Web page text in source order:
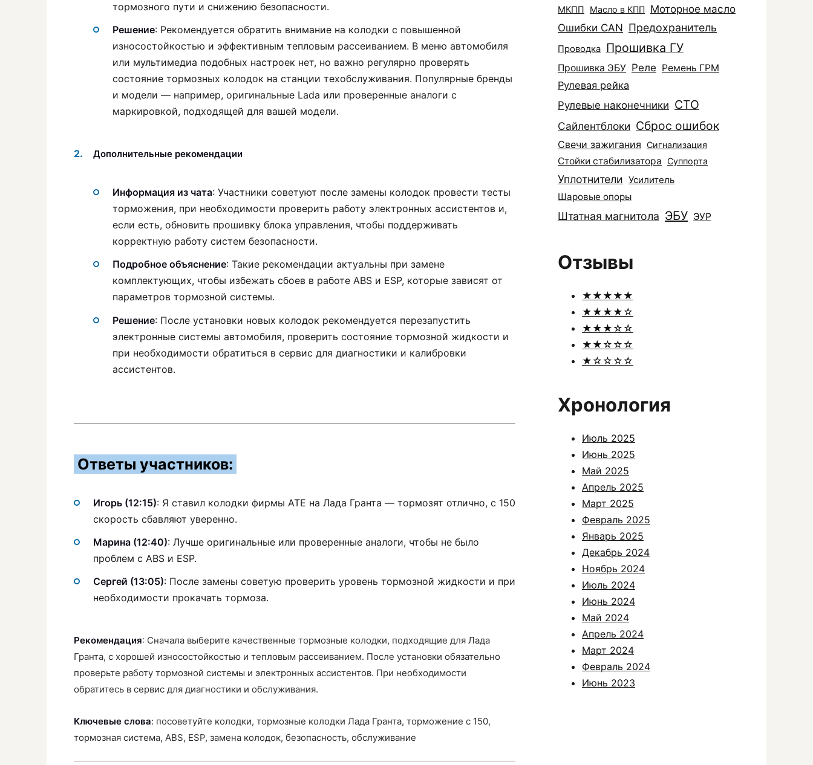
тормозного пути и снижению безопасности.
Решение: Рекомендуется обратить внимание на колодки с повышенной
износостойкостью и эффективным тепловым рассеиванием. В меню автомобиля
или мультимедиа подобных настроек нет, но важно регулярно проверять
состояние тормозных колодок на станции техобслуживания. Популярные бренды
и модели — например, оригинальные Lada или проверенные аналоги с
маркировкой, подходящей для вашей модели.
Дополнительные рекомендации
Информация из чата: Участники советуют после замены колодок провести тесты
торможения, при необходимости проверить работу электронных ассистентов и,
если есть, обновить прошивку блока управления, чтобы поддерживать
корректную работу систем безопасности.
Подробное объяснение: Такие рекомендации актуальны при замене
комплектующих, чтобы избежать сбоев в работе ABS и ESP, которые зависят от
параметров тормозной системы.
Решение: После установки новых колодок рекомендуется перезапустить
электронные системы автомобиля, проверить состояние тормозной жидкости и
при необходимости обратиться в сервис для диагностики и калибровки
ассистентов.
Ответы участников:
Игорь (12:15): Я ставил колодки фирмы ATE на Лада Гранта — тормозят отлично, с 150
скорость сбавляют уверенно.
Марина (12:40): Лучше оригинальные или проверенные аналоги, чтобы не было
проблем с ABS и ESP.
Сергей (13:05): После замены советую проверить уровень тормозной жидкости и при
необходимости прокачать тормоза.
Рекомендация: Сначала выберите качественные тормозные колодки, подходящие для Лада
Гранта, с хорошей износостойкостью и тепловым рассеиванием. После установки обязательно
проверьте работу тормозной системы и электронных ассистентов. При необходимости
обратитесь в сервис для диагностики и обслуживания.
Ключевые слова: посоветуйте колодки, тормозные колодки Лада Гранта, торможение с 150,
тормозная система, ABS, ESP, замена колодок, безопасность, обслуживание
МКПП Масло в КПП
Моторное масло
Ошибки CAN Предохранитель
Проводка Прошивка ГУ
Прошивка ЭБУ Реле Ремень ГРМ
Рулевая рейка
Рулевые наконечники СТО
Сайлентблоки Сброс ошибок
Свечи зажигания Сигнализация
Стойки стабилизатора Суппорта
Уплотнители Усилитель
Шаровые опоры
Штатная магнитола ЭБУ ЭУР
Отзывы
★★★★★
★★★★☆
★★★☆☆
★★☆☆☆
★☆☆☆☆
Хронология
Июль 2025
Июнь 2025
Май 2025
Апрель 2025
Март 2025
Февраль 2025
Январь 2025
Декабрь 2024
Ноябрь 2024
Июль 2024
Июнь 2024
Май 2024
Апрель 2024
Март 2024
Февраль 2024
Июнь 2023